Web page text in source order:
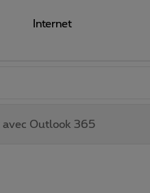
Internet
avec Outlook 365